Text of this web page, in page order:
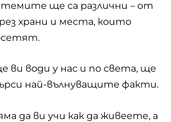
темите ще са различни – от
храни и места, които
ви води у нас и по света, ще
най-вълнуващите факти.
да ви учи как да живеете, а